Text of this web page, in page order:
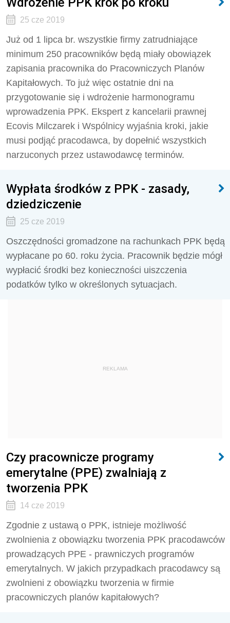
25 cze 2019
Już od 1 lipca br. wszystkie firmy zatrudniające
minimum 250 pracowników będą miały obowiązek
zapisania pracownika do Pracowniczych Planów
Kapitałowych. To już więc ostatnie dni na
przygotowanie się i wdrożenie harmonogramu
wprowadzenia PPK. Ekspert z kancelarii prawnej
Ecovis Milczarek i Wspólnicy wyjaśnia kroki, jakie
musi podjąć pracodawca, by dopełnić wszystkich
narzuconych przez ustawodawcę terminów.
Wypłata środków z PPK - zasady,
dziedziczenie
25 cze 2019
Oszczędności gromadzone na rachunkach PPK będą
wypłacane po 60. roku życia. Pracownik będzie mógł
wypłacić środki bez konieczności uiszczenia
podatków tylko w określonych sytuacjach.
REKLAMA
Czy pracownicze programy
emerytalne (PPE) zwalniają z
tworzenia PPK
14 cze 2019
Zgodnie z ustawą o PPK, istnieje możliwość
zwolnienia z obowiązku tworzenia PPK pracodawców
prowadzących PPE - prawniczych programów
emerytalnych. W jakich przypadkach pracodawcy są
zwolnieni z obowiązku tworzenia w firmie
pracowniczych planów kapitałowych?